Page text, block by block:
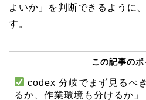
よいか」を判断できるように
す。
この記事のポ
codex 分岐でまず見るべ
るか、作業環境も分けるか」